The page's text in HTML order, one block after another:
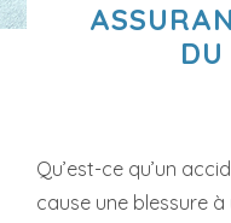
Qu’est-ce qu’un
cause une blessure